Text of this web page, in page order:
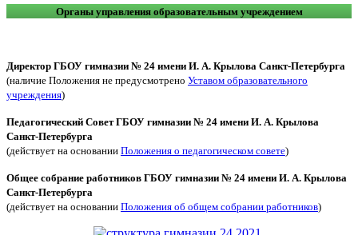
Органы управления образовательным учреждением
Директор ГБОУ гимназии № 24 имени И. А. Крылова Санкт-Петербурга
(наличие Положения не предусмотрено Уставом образовательного
учреждения)
Педагогический СоветГБОУ гимназии № 24 имени И. А. Крылова
Санкт-Петербурга
(действует на основании Положения о педагогическом совете)
Общее собрание работников ГБОУ гимназии № 24 имени И. А. Крылова
Санкт-Петербурга
(действует на основании Положения об общем собрании работников)